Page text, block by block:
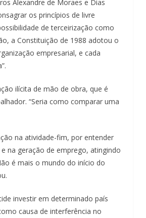
Alexandre de Moraes e Dias
os princípios de livre
de terceirização como
a Constituição de 1988 adotou o
empresarial, e cada
ilícita de mão de obra, que é
“Seria como comparar uma
na atividade-fim, por entender
na geração de emprego, atingindo
é mais o mundo do início do
investir em determinado país
causa de interferência no